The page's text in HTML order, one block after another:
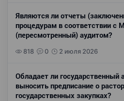
Являются ли отчеты
процедурам в соответствии с
(пересмотренный) аудитом?
818 0 2 июля 2026
Обладает ли государственный
выносить предписание о
государственных закупках?